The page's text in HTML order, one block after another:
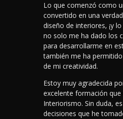
Lo que comenzó como
convertido en una
diseño de interiores, ¡y
no solo me ha dado los
para desarrollarme en
también me ha
de mi creatividad.
Estoy muy agradecida
excelente formación
Interiorismo. Sin duda,
decisiones que he